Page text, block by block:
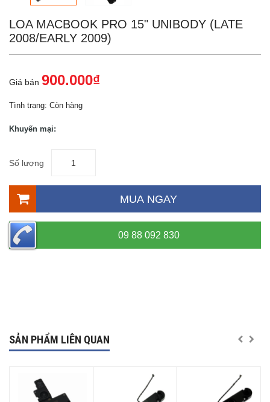
LOA MACBOOK PRO 15" UNIBODY (LATE
2008/EARLY 2009)
Giá bán 900.000₫
Tình trạng: Còn hàng
Khuyến mại:
Số lượng
MUA NGAY
09 88 092 830
SẢN PHẨM LIÊN QUAN